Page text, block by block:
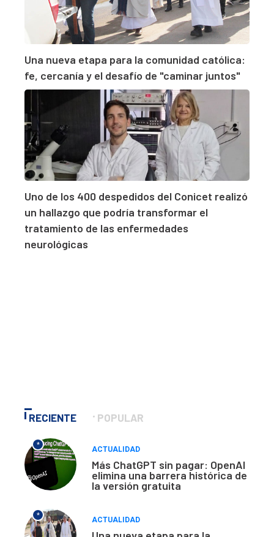
Una nueva etapa para la comunidad católica:
fe, cercanía y el desafío de "caminar juntos"
Uno de los 400 despedidos del Conicet realizó
un hallazgo que podría transformar el
tratamiento de las enfermedades
neurológicas
RECIENTE POPULAR
*
ACTUALIDAD
Más ChatGPT sin pagar: OpenAI
elimina una barrera histórica de
la versión gratuita
*
ACTUALIDAD